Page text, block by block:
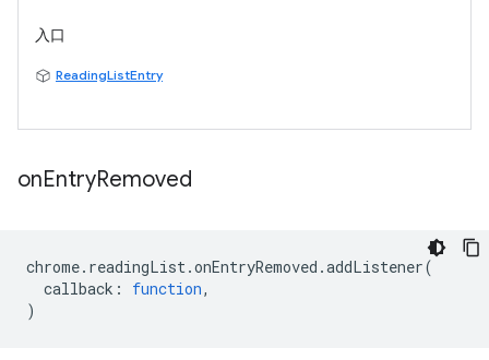
入口
ReadingListEntry
onEntryRemoved
chrome. readingList .onEntryRemoved .addListener(
callback : function,
)